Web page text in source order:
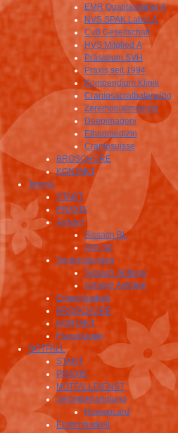
EMR Qualitätslabel A
NVS SPAK Label A
CvB Gesellschaft
HVS Mitglied A
Präsidium SVH
Praxis seit 1994
Kompendium Klinik
Craniosacralbalancing
Zeremonialmedizin
Deepimagery
Ethnomedizin
Craniosuisse
BROSCHÜRE
KONTAKT
Termin
START
PRAXIS
Anfahrt
Sissach BL
Arth SZ
Sprechstunden
Sissach Anfrage
Schwyz Anfrage
Erreichbarkeit
BROSCHÜRE
KONTAKT
Fragebogen
NOTFALL
START
PRAXIS
NOTFALLDIENST
Selbstbehandlung
Homeocard
Erreichbarkeit